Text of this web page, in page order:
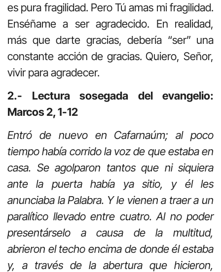
es pura fragilidad. Pero Tú amas mi fragilidad.
Enséñame a ser agradecido. En realidad,
más que darte gracias, debería “ser” una
constante acción de gracias. Quiero, Señor,
vivir para agradecer.
2.- Lectura sosegada del evangelio:
Marcos 2, 1-12
Entró de nuevo en Cafarnaúm; al poco
tiempo había corrido la voz de que estaba en
casa. Se agolparon tantos que ni siquiera
ante la puerta había ya sitio, y él les
anunciaba la Palabra. Y le vienen a traer a un
paralítico llevado entre cuatro. Al no poder
presentárselo a causa de la multitud,
abrieron el techo encima de donde él estaba
y, a través de la abertura que hicieron,